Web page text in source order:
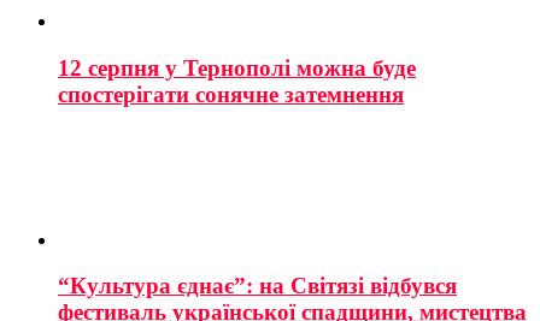
12 серпня у Тернополі можна буде
спостерігати сонячне затемнення
“Культура єднає”: на Світязі відбувся
фестиваль української спадщини, мистецтва